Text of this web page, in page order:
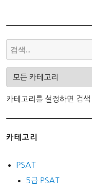
카테고리를 설정하면 검
카테고리
PSAT
5급 PSAT